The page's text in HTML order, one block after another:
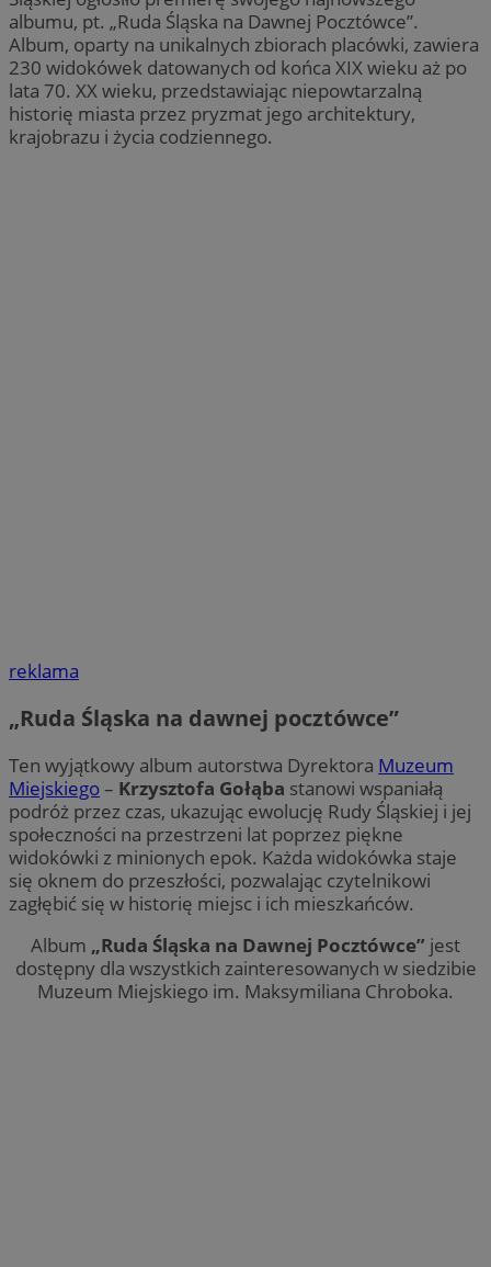
albumu, pt. „Ruda Śląska na Dawnej Pocztówce”.
Album, oparty na unikalnych zbiorach placówki, zawiera
230 widokówek datowanych od końca XIX wieku aż po
lata 70. XX wieku, przedstawiając niepowtarzalną
historię miasta przez pryzmat jego architektury,
krajobrazu i życia codziennego.
reklama
„Ruda Śląska na dawnej pocztówce”
Ten wyjątkowy album autorstwa Dyrektora Muzeum
Miejskiego– Krzysztofa Gołąba stanowi wspaniałą
podróż przez czas, ukazując ewolucję Rudy Śląskiej i jej
społeczności na przestrzeni lat poprzez piękne
widokówki z minionych epok. Każda widokówka staje
się oknem do przeszłości, pozwalając czytelnikowi
zagłębić się w historię miejsc i ich mieszkańców.
Album „Ruda Śląska na Dawnej Pocztówce” jest
dostępny dla wszystkich zainteresowanych w siedzibie
Muzeum Miejskiego im. Maksymiliana Chroboka.